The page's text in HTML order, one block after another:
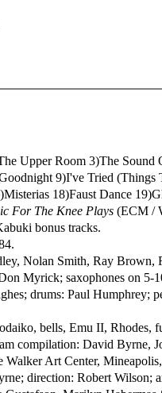
Upper Room 3)The
9)I've Tried
18)Faust Dance
For The Knee Plays(ECM /
bonus tracks.
Nolan Smith, Ray
Myrick; saxophones on
drums: Paul Humphrey;
bells, Emu II, Rhodes,
compilation: David Byrne,
Walker Art Center,
direction: Robert Wilson;